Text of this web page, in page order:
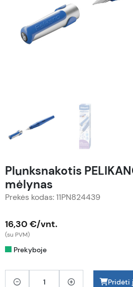
Plunksnakotis
mėlynas
Prekės kodas: 11PN824439
16,30 €/vnt.
(su PVM)
Prekyboje
Pridėti